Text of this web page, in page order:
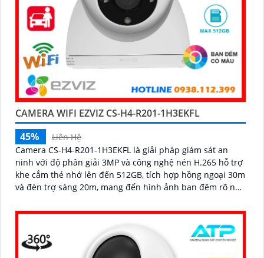
CAMERA WIFI EZVIZ CS-H4-R201-1H3EKFL
45%
Liên Hệ
Camera CS-H4-R201-1H3EKFL là giải pháp giám sát an
ninh với độ phân giải 3MP và công nghệ nén H.265 hỗ trợ
khe cắm thẻ nhớ lên đến 512GB, tích hợp hồng ngoại 30m
và đèn trợ sáng 20m, mang đến hình ảnh ban đêm rõ nét,